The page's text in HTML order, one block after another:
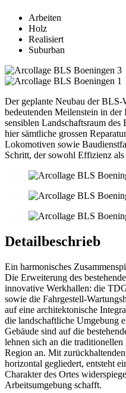
Arbeiten
Holz
Realisiert
Suburban
Der geplante Neubau der BLS-
bedeutenden Meilenstein in
sensiblen Landschaftsraum
hier sämtliche grossen
Lokomotiven sowie
Schritt, der sowohl Effizienz
Detailbeschrieb
Ein harmonisches
Die Erweiterung des
innovative Werkhallen: die
sowie die Fahrgestell-
auf eine architektonische
die landschaftliche Umgebung
Gebäude sind auf die
lehnen sich an die
Region an. Mit
horizontal gegliedert, entsteht
Charakter des Ortes
Arbeitsumgebung schafft.